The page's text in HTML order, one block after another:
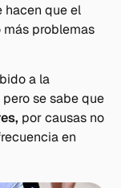
que el
problemas
a la
se sabe que
por causas no
en